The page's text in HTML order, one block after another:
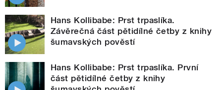
Hans Kollibabe: Prst trpaslíka.
Závěrečná část pětidílné četby z knihy
šumavských pověstí
Hans Kollibabe: Prst trpaslíka. První
část pětidílné četby z knihy